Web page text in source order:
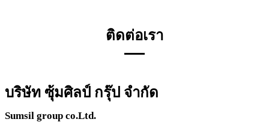
ติดต่อเรา
บริษัท ซุ้มศิลป์ กรุ๊ป จำกัด
Sumsil group co.Ltd.